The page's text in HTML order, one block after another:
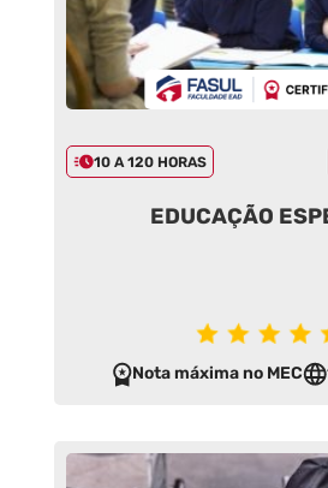
10 A 120 HORAS
EDUCAÇÃO
Nota máxima no MEC